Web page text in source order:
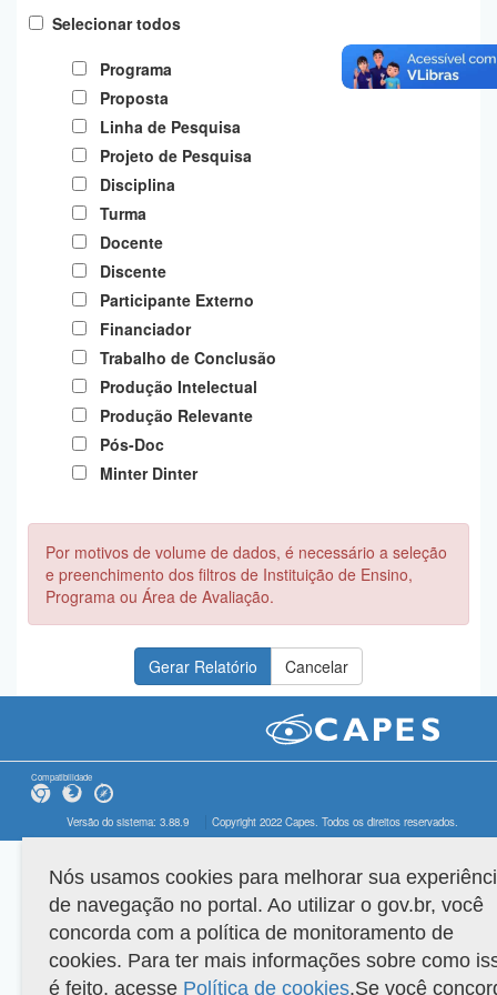
Planalto Selecionar todos
Programa
Proposta
Linha de Pesquisa
Projeto de Pesquisa
Disciplina
Turma
Docente
Discente
Participante Externo
Financiador
Trabalho de Conclusão
Produção Intelectual
Produção Relevante
Pós-Doc
Minter Dinter
Por motivos de volume de dados, é necessário a seleção
e preenchimento dos filtros de Instituição de Ensino,
Programa ou Área de Avaliação.
Compatibilidade
Versão do sistema: 3.88.9 Copyright 2022 Capes. Todos os direitos reservados.
Nós usamos cookies para melhorar sua
de navegação no portal. Ao utilizar o gov.br, você
concorda com a política de monitoramento de
cookies. Para ter mais informações sobre como
é feito, acesse Política de cookies.Se você